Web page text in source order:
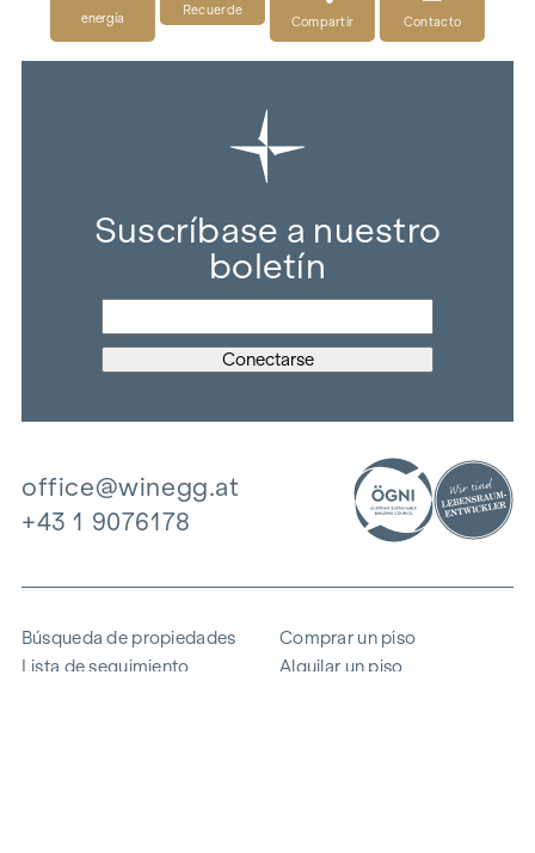
energía
Recuerde
Compartir
Contacto
Suscríbase a nuestro
boletín
office@winegg.at
+43 1 9076178
Búsqueda de propiedades
Lista de seguimiento
Comprar un piso
Alquilar un piso